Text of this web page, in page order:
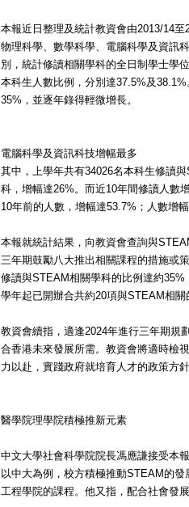
本報近日整理及統計教資會由2013/14
物理科學、數學科學、電腦科學及資訊
別，統計修讀相關學科的全日制學士學
本科生人數比例，分別達37.5%及
35%，並逐年錄得輕微增長。
電腦科學及資訊科技增幅最多
其中，上學年共有34026名本科生修讀
科，增幅達26%。而近10年間修讀人數
10年前的人數，增幅達53.7%；人數增
本報就統計結果，向教資會查詢與
三年期鼓勵八大推出相關課程的措施或
修讀與STEAM相關學科的比例達約
學年起已開辦合共約20項與STEAM相關
教資會續指，適逢2024年進行三年期規
合香港未來發展所需。教資會將適時檢
力以赴，實踐政府就培育人才的政策方針
醫學院理學院積極推新元素
中文大學社會科學院院長馮應謙接受本
以中大為例，校方積極推動STEAM的
工程學院的課程。他又指，配合社會發